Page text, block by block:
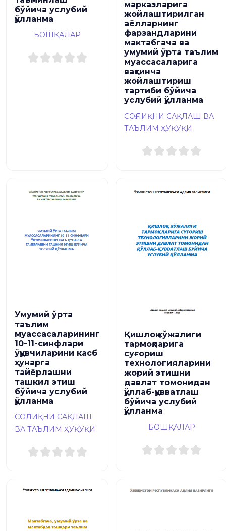
бўйича услубий
қўлланма
БОШҚАЛАР
марказларига
жойлаштирилган
аёлларнинг
фарзандларини
мактабгача ва
умумий ўрта таълим
муассасаларига
вақтинча
жойлаштириш
тартиби бўйича
услубий қўлланма
СОҒЛИҚНИ САҚЛАШ ВА
ТАЪЛИМ ҲУҚУҚИ
Умумий ўрта
таълим
муассасаларининг
10-11-синфлари
ўқувчиларини касб
ҳунарга
тайёрлашни
ташкил этиш
бўйича услубий
қўлланма
СОҒЛИҚНИ САҚЛАШ
ВА ТАЪЛИМ ҲУҚУҚИ
Қишлоқ хўжалиги
тармоқларига
суғориш
технологияларини
жорий этишни
давлат томонидан
қўллаб-қувватлаш
бўйича услубий
қўлланма
БОШҚАЛАР